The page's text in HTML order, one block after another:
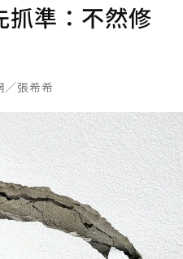
抓準：不然修
／張希希